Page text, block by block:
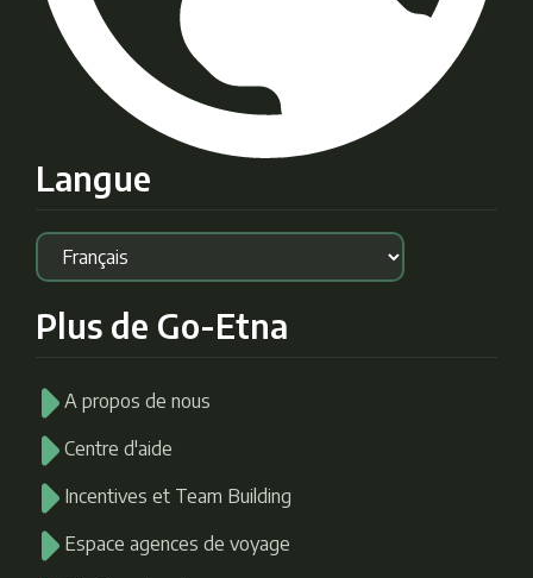
Langue
Plus de Go-Etna
A propos de nous
Centre d'aide
Incentives et Team Building
Espace agences de voyage